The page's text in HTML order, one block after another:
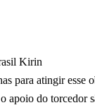
Kirin
para atingir esse
apoio do torcedor